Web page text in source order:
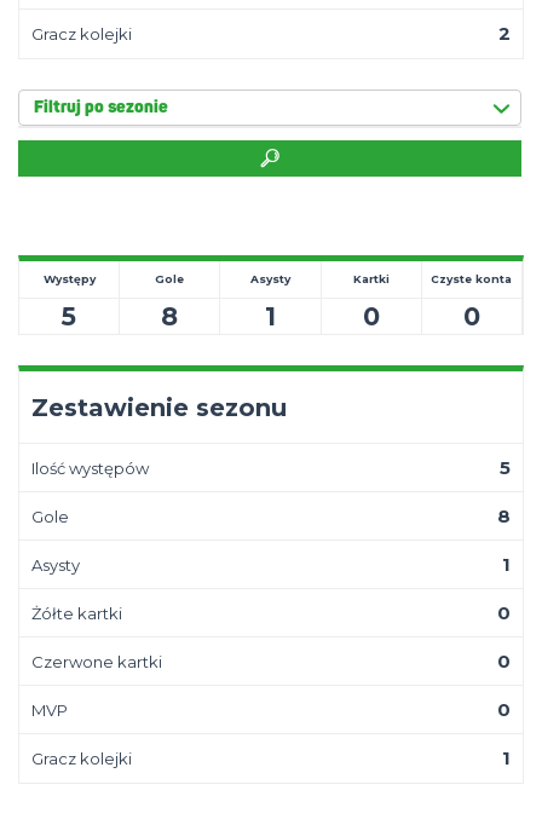
Gracz kolejki 2
Filtruj po sezonie
Występy
5
Gole
8
Asysty
1
Kartki
0
Czyste konta
0
Zestawienie sezonu
Ilość występów 5
Gole 8
Asysty 1
Żółte kartki 0
Czerwone kartki 0
MVP 0
Gracz kolejki 1